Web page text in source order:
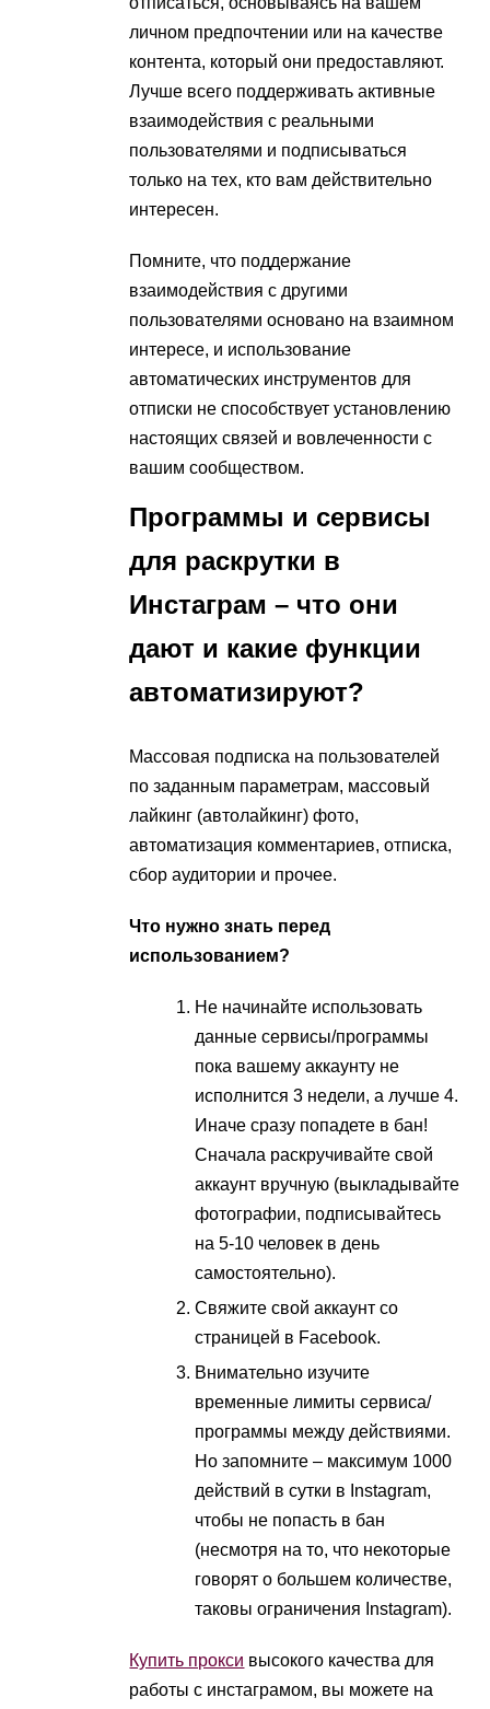
личном предпочтении или на качестве
контента, который они предоставляют.
Лучше всего поддерживать активные
взаимодействия с реальными
пользователями и подписываться
только на тех, кто вам действительно
интересен.
Помните, что поддержание
взаимодействия с другими
пользователями основано на взаимном
интересе, и использование
автоматических инструментов для
отписки не способствует установлению
настоящих связей и вовлеченности с
вашим сообществом.
Программы и сервисы
для раскрутки в
Инстаграм – что они
дают и какие функции
автоматизируют?
Массовая подписка на пользователей
по заданным параметрам, массовый
лайкинг (автолайкинг) фото,
автоматизация комментариев, отписка,
сбор аудитории и прочее.
Что нужно знать перед
использованием?
Не начинайте использовать
данные сервисы/программы
пока вашему аккаунту не
исполнится 3 недели, а лучше 4.
Иначе сразу попадете в бан!
Cначала раскручивайте свой
аккаунт вручную (выкладывайте
фотографии, подписывайтесь
на 5-10 человек в день
самостоятельно).
Свяжите свой аккаунт со
страницей в Facebook.
Внимательно изучите
временные лимиты сервиса/
программы между действиями.
Но запомните – максимум 1000
действий в сутки в Instagram,
чтобы не попасть в бан
(несмотря на то, что некоторые
говорят о большем количестве,
таковы ограничения Instagram).
Купить прокси высокого качества для
работы с инстаграмом, вы можете на